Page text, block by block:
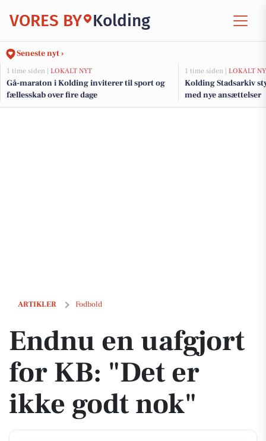
VORES BY Kolding
Seneste nyt ›
1 time siden | LOKALT NYT
Gå-maraton i Kolding inviterer til sport og
fællesskab over fire dage
1 time siden | LOKALT
Kolding Stadsarkiv
med nye ansættelser
ARTIKLER Fodbold
Endnu en uafgjort for KB: "Det er ikke godt nok"
Endnu en uafgjort
for KB: "Det er
ikke godt nok"